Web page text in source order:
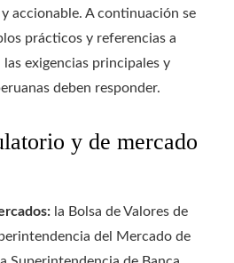
accionable. A continuación se
prácticos y referencias a
exigencias principales y
deben responder.
y de mercado
la Bolsa de Valores de
del Mercado de